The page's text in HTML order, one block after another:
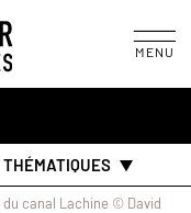
MENU
THÉMATIQUES
canal Lachine © David